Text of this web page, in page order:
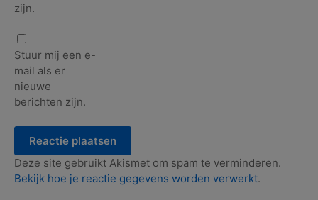
zijn.
Stuur mij een e-
mail als er
nieuwe
berichten zijn.
Deze site gebruikt Akismet om spam te verminderen.
Bekijk hoe je reactie gegevens worden verwerkt.